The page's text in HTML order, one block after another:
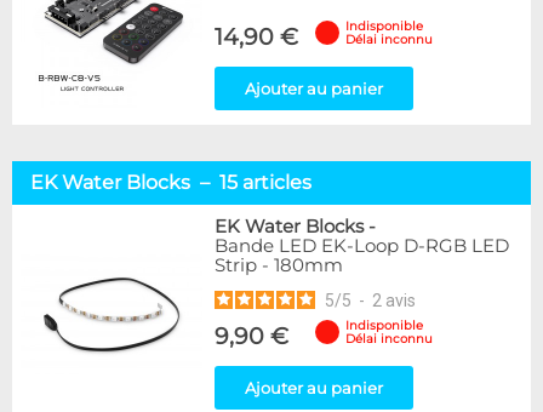
14,90 €
Indisponible
Délai inconnu
Ajouter au panier
EK Water Blocks – 15 articles
EK Water Blocks-
Bande LED EK-Loop D-RGB LED
Strip - 180mm
5/5 - 2 avis
9,90 €
Indisponible
Délai inconnu
Ajouter au panier